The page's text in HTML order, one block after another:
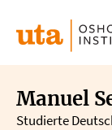
zum
Inhalt
Manuel
Studierte